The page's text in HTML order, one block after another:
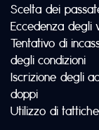
Scelta dei
Eccedenza degli
Tentativo di
degli condizioni
Iscrizione degli
doppi
Utilizzo di